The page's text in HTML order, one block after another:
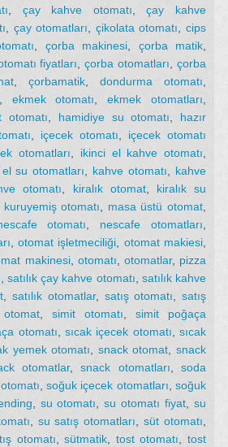
çay kahve otomatı ,çay kahve
çay otomatları çikolata otomatı ,cips
çorba makinesi çorba matik
fiyatları ,çorba otomatları ,çorba
çorbamatik dondurma otomatı
ekmek otomatı ,ekmek otomatları
otomatı hamidiye su otomatı
hazır
içecek otomatı
içecek otomatı
otomatları ikinci el kahve otomatı
su otomatları kahve otomatı
kahve
otomatı kiralık otomat, kiralık su
kuruyemiş otomatı masa üstü otomat
otomatı nescafe otomatları
,otomat işletmeciliği otomat makiesi
makinesi, otomatı otomatlar, pizza
satılık çay kahve otomatı satılık kahve
,satılık otomatlar, satış otomatı ,satış
simit otomatı
simit poğaça
otomatı sıcak içecek otomatı
sıcak
yemek otomatı snack otomat ,snack
otomatlar,snack otomatları ,soda
,soğuk içecek otomatları ,soğuk
su otomatı ,su otomatı fiyat ,su
su satış otomatları ,süt otomatı
otomatı ,sütmatik tost otomatı
tost